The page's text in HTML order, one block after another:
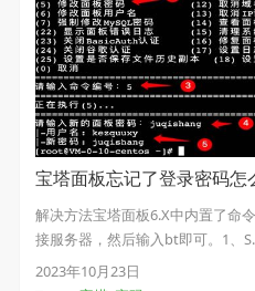
宝塔面板忘记了登录密码怎
解决方法宝塔面板6.X中内置了命
接服务器，然后输入bt即可。1、
2023年10月23日